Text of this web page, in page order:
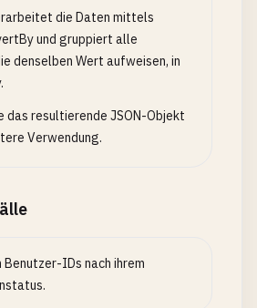
die Daten mittels
und gruppiert alle
denselben Wert aufweisen, in
das resultierende JSON-Objekt
Verwendung.
Benutzer-IDs nach ihrem